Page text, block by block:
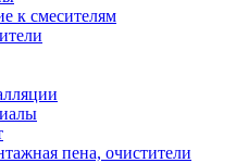
к смесителям
пена, очистители